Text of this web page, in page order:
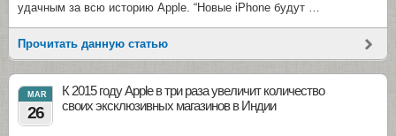
удачным за всю историю Apple. “Новые iPhone будут …
Прочитать данную статью
MAR
26
К 2015 году Apple в три раза увеличит количество
своих эксклюзивных магазинов в Индии